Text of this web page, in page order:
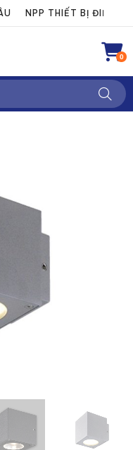
NPP THIẾT BỊ ĐIỆN
0